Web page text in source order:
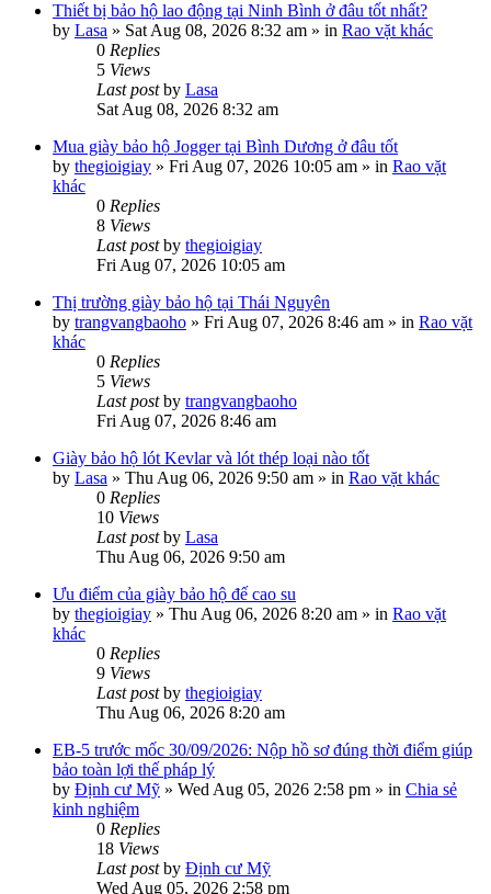
Thiết bị bảo hộ lao động tại Ninh Bình ở đâu tốt nhất?
by Lasa » Sat Aug 08, 2026 8:32 am » in Rao vặt khác
0 Replies
5 Views
Last postby Lasa
Sat Aug 08, 2026 8:32 am
Mua giày bảo hộ Jogger tại Bình Dương ở đâu tốt
by thegioigiay » Fri Aug 07, 2026 10:05 am » in Rao vặt
khác
0 Replies
8 Views
Last postby thegioigiay
Fri Aug 07, 2026 10:05 am
Thị trường giày bảo hộ tại Thái Nguyên
by trangvangbaoho » Fri Aug 07, 2026 8:46 am » in Rao vặt
khác
0 Replies
5 Views
Last postby trangvangbaoho
Fri Aug 07, 2026 8:46 am
Giày bảo hộ lót Kevlar và lót thép loại nào tốt
by Lasa » Thu Aug 06, 2026 9:50 am » in Rao vặt khác
0 Replies
10 Views
Last postby Lasa
Thu Aug 06, 2026 9:50 am
Ưu điểm của giày bảo hộ đế cao su
by thegioigiay » Thu Aug 06, 2026 8:20 am » in Rao vặt
khác
0 Replies
9 Views
Last postby thegioigiay
Thu Aug 06, 2026 8:20 am
EB-5 trước mốc 30/09/2026: Nộp hồ sơ đúng thời điểm giúp
bảo toàn lợi thế pháp lý
by Định cư Mỹ » Wed Aug 05, 2026 2:58 pm » in Chia sẻ
kinh nghiệm
0 Replies
18 Views
Last postby Định cư Mỹ
Wed Aug 05, 2026 2:58 pm